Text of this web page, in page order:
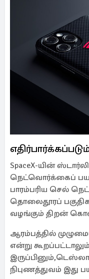
SpaceX-யின்
நெட்வொர்க்கைப்
பாரம்பரிய செல்
தொலைதூரப்
வழங்கும் திறன்
ஆரம்பத்தில்
என்று
நிபுணத்துவம் இது